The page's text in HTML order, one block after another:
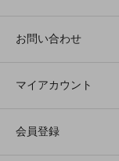
お問い合わせ
マイアカウント
会員登録